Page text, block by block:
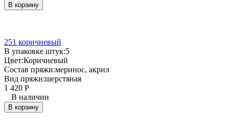
В корзину
251 коричневый
В упаковке штук:5
Цвет:Коричневый
Состав пряжи:меринос, акрил
Вид пряжи:шерстяная
1 420 Р
В наличии
В корзину